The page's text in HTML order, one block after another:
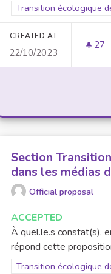
Filter results for scope:
Transition écologique
CREATED AT
22/10/2023
27
Section
dans les médias
Official proposal
ACCEPTED
À quel.le.s constat(s),
répond cette
Filter results for scope:
Transition écologique